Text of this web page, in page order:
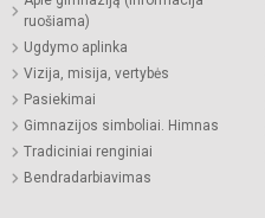
ruošiama)
Ugdymo aplinka
Vizija, misija, vertybės
Pasiekimai
Gimnazijos simboliai. Himnas
Tradiciniai renginiai
Bendradarbiavimas